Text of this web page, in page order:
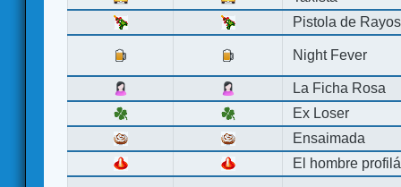
Pistola de Rayos
Night Fever
La Ficha Rosa
Ex Loser
Ensaimada
El hombre